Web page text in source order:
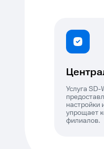
Услуга SD-
настройки
упрощает
филиалов.